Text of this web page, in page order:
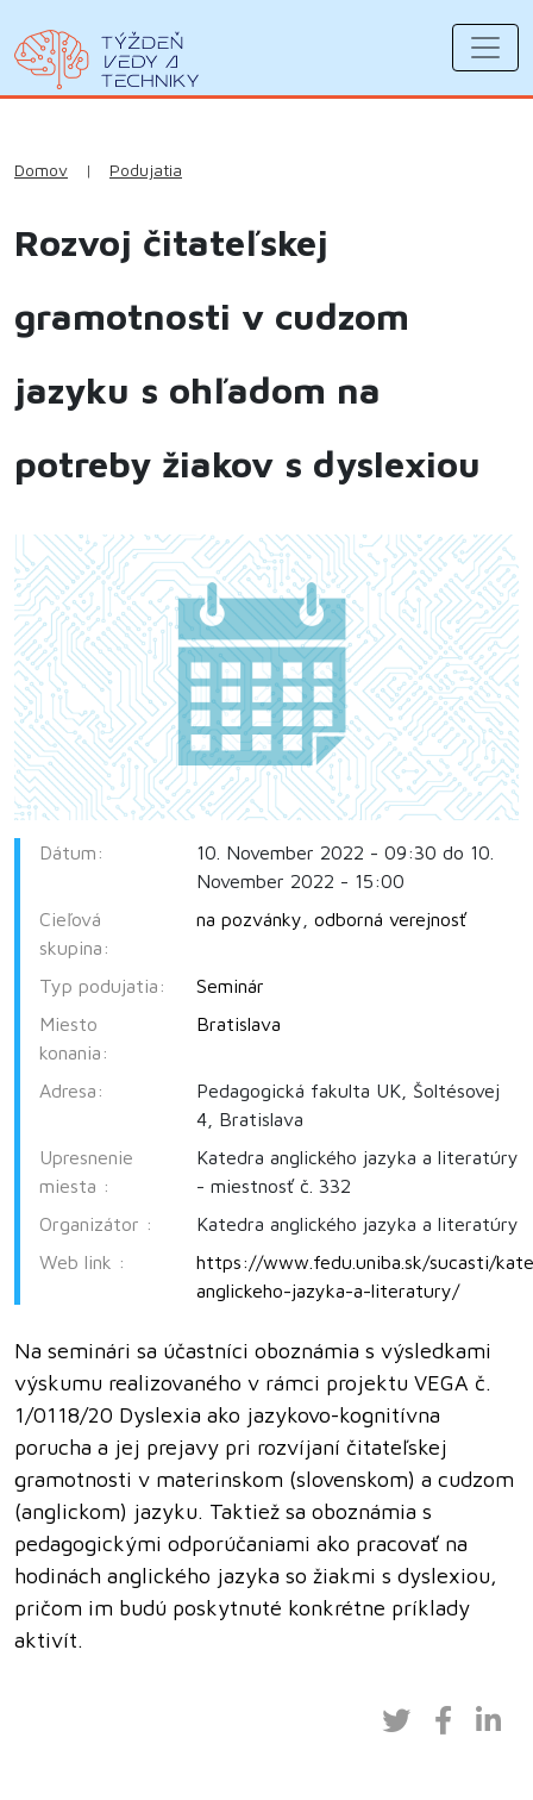
Domov | Podujatia
Rozvoj čitateľskej
gramotnosti v cudzom
jazyku s ohľadom na
potreby žiakov s dyslexiou
Dátum:
10. November 2022 - 09:30 do 10.
November 2022 - 15:00
Cieľová
skupina:
na pozvánky odborná verejnosť
Typ podujatia:
Seminár
Miesto
konania:
Bratislava
Adresa:
Pedagogická fakulta UK, Šoltésovej
4, Bratislava
Upresnenie
miesta :
Katedra anglického jazyka a literatúry
- miestnosť č. 332
Organizátor :
Katedra anglického jazyka a literatúry
Web link :
https://www.fedu.uniba.sk/sucasti/
anglickeho-jazyka-a-literatury/
Na seminári sa účastníci oboznámia s výsledkami
výskumu realizovaného v rámci projektu VEGA č.
1/0118/20 Dyslexia ako jazykovo-kognitívna
porucha a jej prejavy pri rozvíjaní čitateľskej
gramotnosti v materinskom (slovenskom) a cudzom
(anglickom) jazyku. Taktiež sa oboznámia s
pedagogickými odporúčaniami ako pracovať na
hodinách anglického jazyka so žiakmi s dyslexiou,
pričom im budú poskytnuté konkrétne príklady
aktivít.